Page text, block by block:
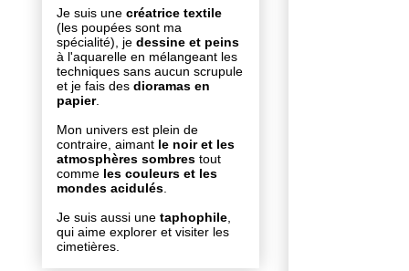
Je suis une créatrice textile
(les poupées sont ma
spécialité), je dessine et peins
à l'aquarelle en mélangeant les
techniques sans aucun scrupule
et je fais des dioramas en
papier.
Mon univers est plein de
contraire, aimant le noir et les
atmosphères sombres tout
comme les couleurs et les
mondes acidulés
Je suis aussi une taphophile
qui aime explorer et visiter les
cimetières.